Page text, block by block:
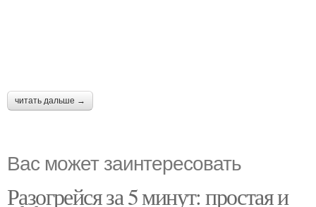
читать дальше →
Вас может заинтересовать
Разогрейся за 5 минут: простая и